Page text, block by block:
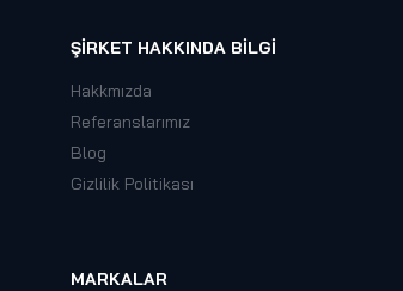
ŞIRKET HAKKINDA BILGI
Hakkmızda
Referanslarımız
Blog
Gizlilik Politikası
MARKALAR